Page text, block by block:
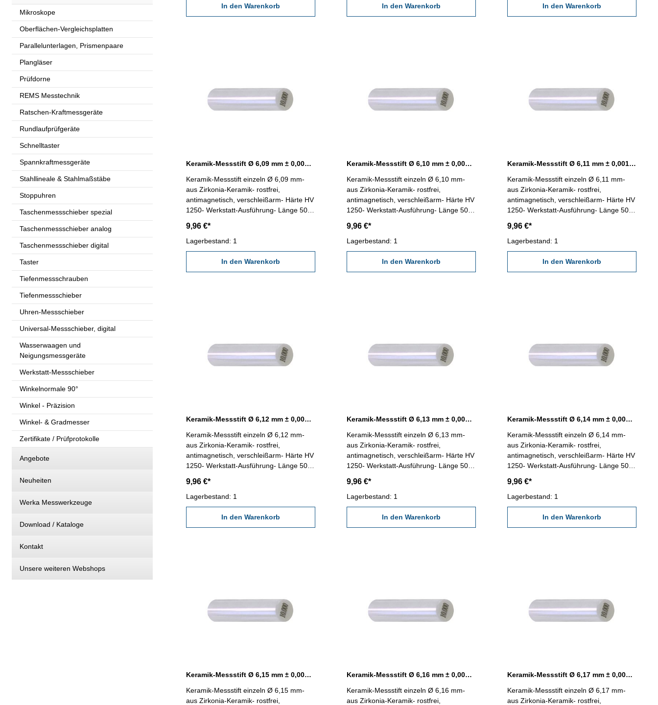
Mikroskope
Oberflächen-Vergleichsplatten
Parallelunterlagen, Prismenpaare
Plangläser
Prüfdorne
REMS Messtechnik
Ratschen-Kraftmessgeräte
Rundlaufprüfgeräte
Schnelltaster
Spannkraftmessgeräte
Stahllineale & Stahlmaßstäbe
Stoppuhren
Taschenmessschieber spezial
Taschenmessschieber analog
Taschenmessschieber digital
Taster
Tiefenmessschrauben
Tiefenmessschieber
Uhren-Messschieber
Universal-Messschieber, digital
Wasserwaagen und
Neigungsmessgeräte
Werkstatt-Messschieber
Winkelnormale 90°
Winkel - Präzision
Winkel- & Gradmesser
Zertifikate / Prüfprotokolle
Angebote
Neuheiten
Werka Messwerkzeuge
Download / Kataloge
Kontakt
Unsere weiteren Webshops
In den Warenkorb In den Warenkorb In den Warenkorb
Keramik-Messstift Ø 6,09 mm ± 0,0015 mm
Keramik-Messstift einzeln Ø 6,09 mm-
aus Zirkonia-Keramik- rostfrei,
antimagnetisch, verschleißarm- Härte HV
1250- Werkstatt-Ausführung- Länge 50
Kunststoff-Dose
9,96 €*
Lagerbestand: 1
In den Warenkorb
Keramik-Messstift Ø 6,10 mm ± 0,0015 mm
Keramik-Messstift einzeln Ø 6,10 mm-
aus Zirkonia-Keramik- rostfrei,
antimagnetisch, verschleißarm- Härte HV
1250- Werkstatt-Ausführung- Länge 50
Kunststoff-Dose
9,96 €*
Lagerbestand: 1
In den Warenkorb
Keramik-Messstift Ø 6,11 mm ± 0,0015 mm
Keramik-Messstift einzeln Ø 6,11 mm-
aus Zirkonia-Keramik- rostfrei,
antimagnetisch, verschleißarm- Härte HV
1250- Werkstatt-Ausführung- Länge 50
Kunststoff-Dose
9,96 €*
Lagerbestand: 1
In den Warenkorb
Keramik-Messstift Ø 6,12 mm ± 0,0015 mm
Keramik-Messstift einzeln Ø 6,12 mm-
aus Zirkonia-Keramik- rostfrei,
antimagnetisch, verschleißarm- Härte HV
1250- Werkstatt-Ausführung- Länge 50
Kunststoff-Dose
9,96 €*
Lagerbestand: 1
In den Warenkorb
Keramik-Messstift Ø 6,13 mm ± 0,0015 mm
Keramik-Messstift einzeln Ø 6,13 mm-
aus Zirkonia-Keramik- rostfrei,
antimagnetisch, verschleißarm- Härte HV
1250- Werkstatt-Ausführung- Länge 50
Kunststoff-Dose
9,96 €*
Lagerbestand: 1
In den Warenkorb
Keramik-Messstift Ø 6,14 mm ± 0,0015 mm
Keramik-Messstift einzeln Ø 6,14 mm-
aus Zirkonia-Keramik- rostfrei,
antimagnetisch, verschleißarm- Härte HV
1250- Werkstatt-Ausführung- Länge 50
Kunststoff-Dose
9,96 €*
Lagerbestand: 1
In den Warenkorb
Keramik-Messstift Ø 6,15 mm ± 0,0015 mm
Keramik-Messstift einzeln Ø 6,15 mm-
aus Zirkonia-Keramik- rostfrei,
Keramik-Messstift Ø 6,16 mm ± 0,0015 mm
Keramik-Messstift einzeln Ø 6,16 mm-
aus Zirkonia-Keramik- rostfrei,
Keramik-Messstift Ø 6,17 mm ± 0,0015 mm
Keramik-Messstift einzeln Ø 6,17 mm-
aus Zirkonia-Keramik- rostfrei,